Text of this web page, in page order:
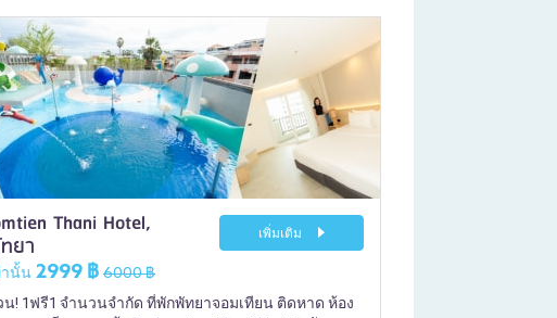
Thani Hotel,
ยา
านั้น 2999 ฿ 6000 ฿
เพิ่มเติม
น! 1ฟรี1 จำนวนจำกัด ที่พักพัทยาจอมเทียน ติดหาด ห้อง